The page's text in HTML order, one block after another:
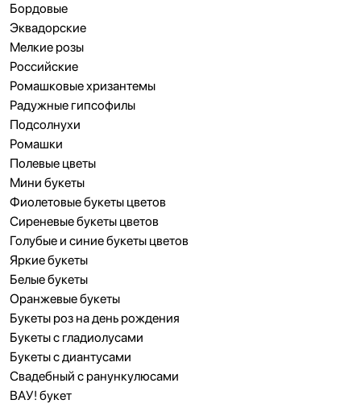
Бордовые
Эквадорские
Мелкие розы
Российские
Ромашковые хризантемы
Радужные гипсофилы
Подсолнухи
Ромашки
Полевые цветы
Мини букеты
Фиолетовые букеты цветов
Сиреневые букеты цветов
Голубые и синие букеты цветов
Яркие букеты
Белые букеты
Оранжевые букеты
Букеты роз на день рождения
Букеты с гладиолусами
Букеты с диантусами
Свадебный с ранункулюсами
ВАУ! букет